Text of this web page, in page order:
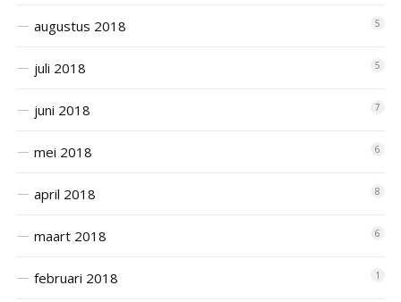
augustus 2018 5
juli 2018 5
juni 2018 7
mei 2018 6
april 2018 8
maart 2018 6
februari 2018 1